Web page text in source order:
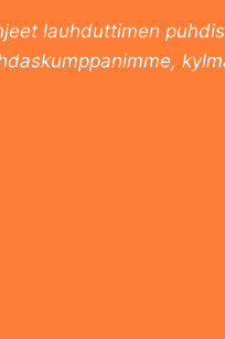
lauhduttimen